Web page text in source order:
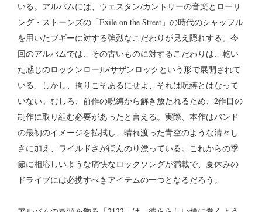
いる。アルバムには、ウェスタン/カントリーの音楽とローリ
ング・ストーンズの「Exile on the Street」の時代のシャッフル
を用いたブギーに対する強烈なこだわりが見え隠れする。今
回のアルバムでは、その古いものに対するこだわりは、乾い
た感じのロックンロール/サザンロックという形で展開されて
いる、しかし、拘りこそあるにせよ、それは呪縛とはなって
いない。むしろ、前作の呪縛から解き放たれるため、2作目の
制作に取り組む必要があったと言える。実際、本作はバンド
の最初のイメージを払拭し、晴れ渡った青空のような清々し
さに加え、ワイルドさがほんのり漂っている。これからの季
節に相応しいような痛快なロックソングが満載で、夏休みの
ドライブには必携すべきアイテムの一つとなるだろう。